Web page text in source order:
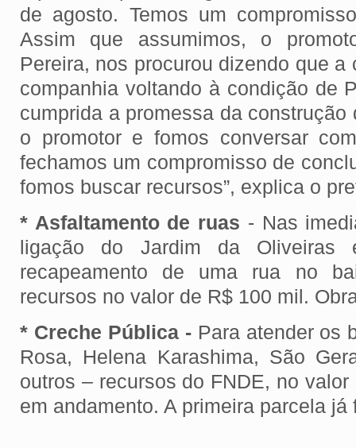
de agosto. Temos um
Assim que assumimos, o
Pereira, nos procurou dizendo que a
companhia voltando à condição de
cumprida a promessa da
o promotor e fomos conversar
fechamos um compromisso de
fomos buscar recursos”, explica o
* Asfaltamento de ruas - Nas
ligação do Jardim da Oliveiras
recapeamento de uma rua no
recursos no valor de R$ 100 mil.
* Creche Pública -Para atender os
Rosa, Helena Karashima, São
outros – recursos do FNDE, no
em andamento. A primeira parcela já